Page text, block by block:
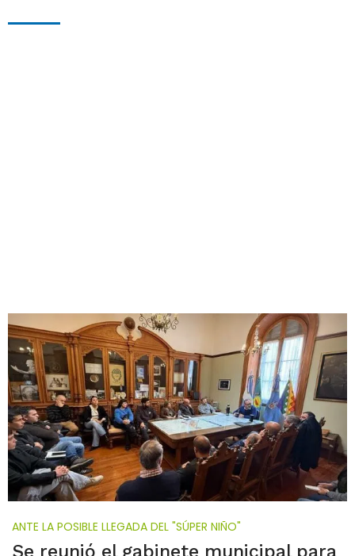
ANTE LA POSIBLE LLEGADA DEL "SÚPER NIÑO"
Se reunió el gabinete municipal para